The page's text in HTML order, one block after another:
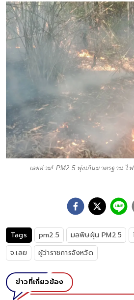
เลยอ่วม! PM2.5 พุ่งเกินมาตรฐาน
Tags pm2.5 มลพิษฝุ่น PM2.5
จ.เลย
ผู้ว่าราชการจังหวัด
ข่าวที่เกี่ยวข้อง